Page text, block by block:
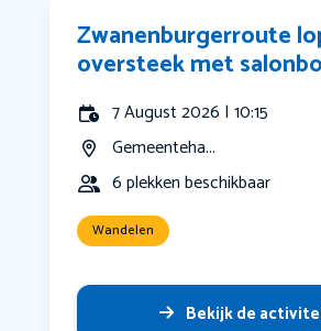
Zwanenburgerroute
oversteek met
7 August 2026 | 10:15
Gemeenteha...
6 plekken beschikbaar
Wandelen
Bekijk de